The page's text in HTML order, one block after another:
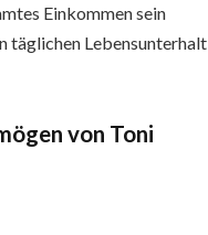
Einkommen sein
täglichen Lebensunterhalt
von Toni